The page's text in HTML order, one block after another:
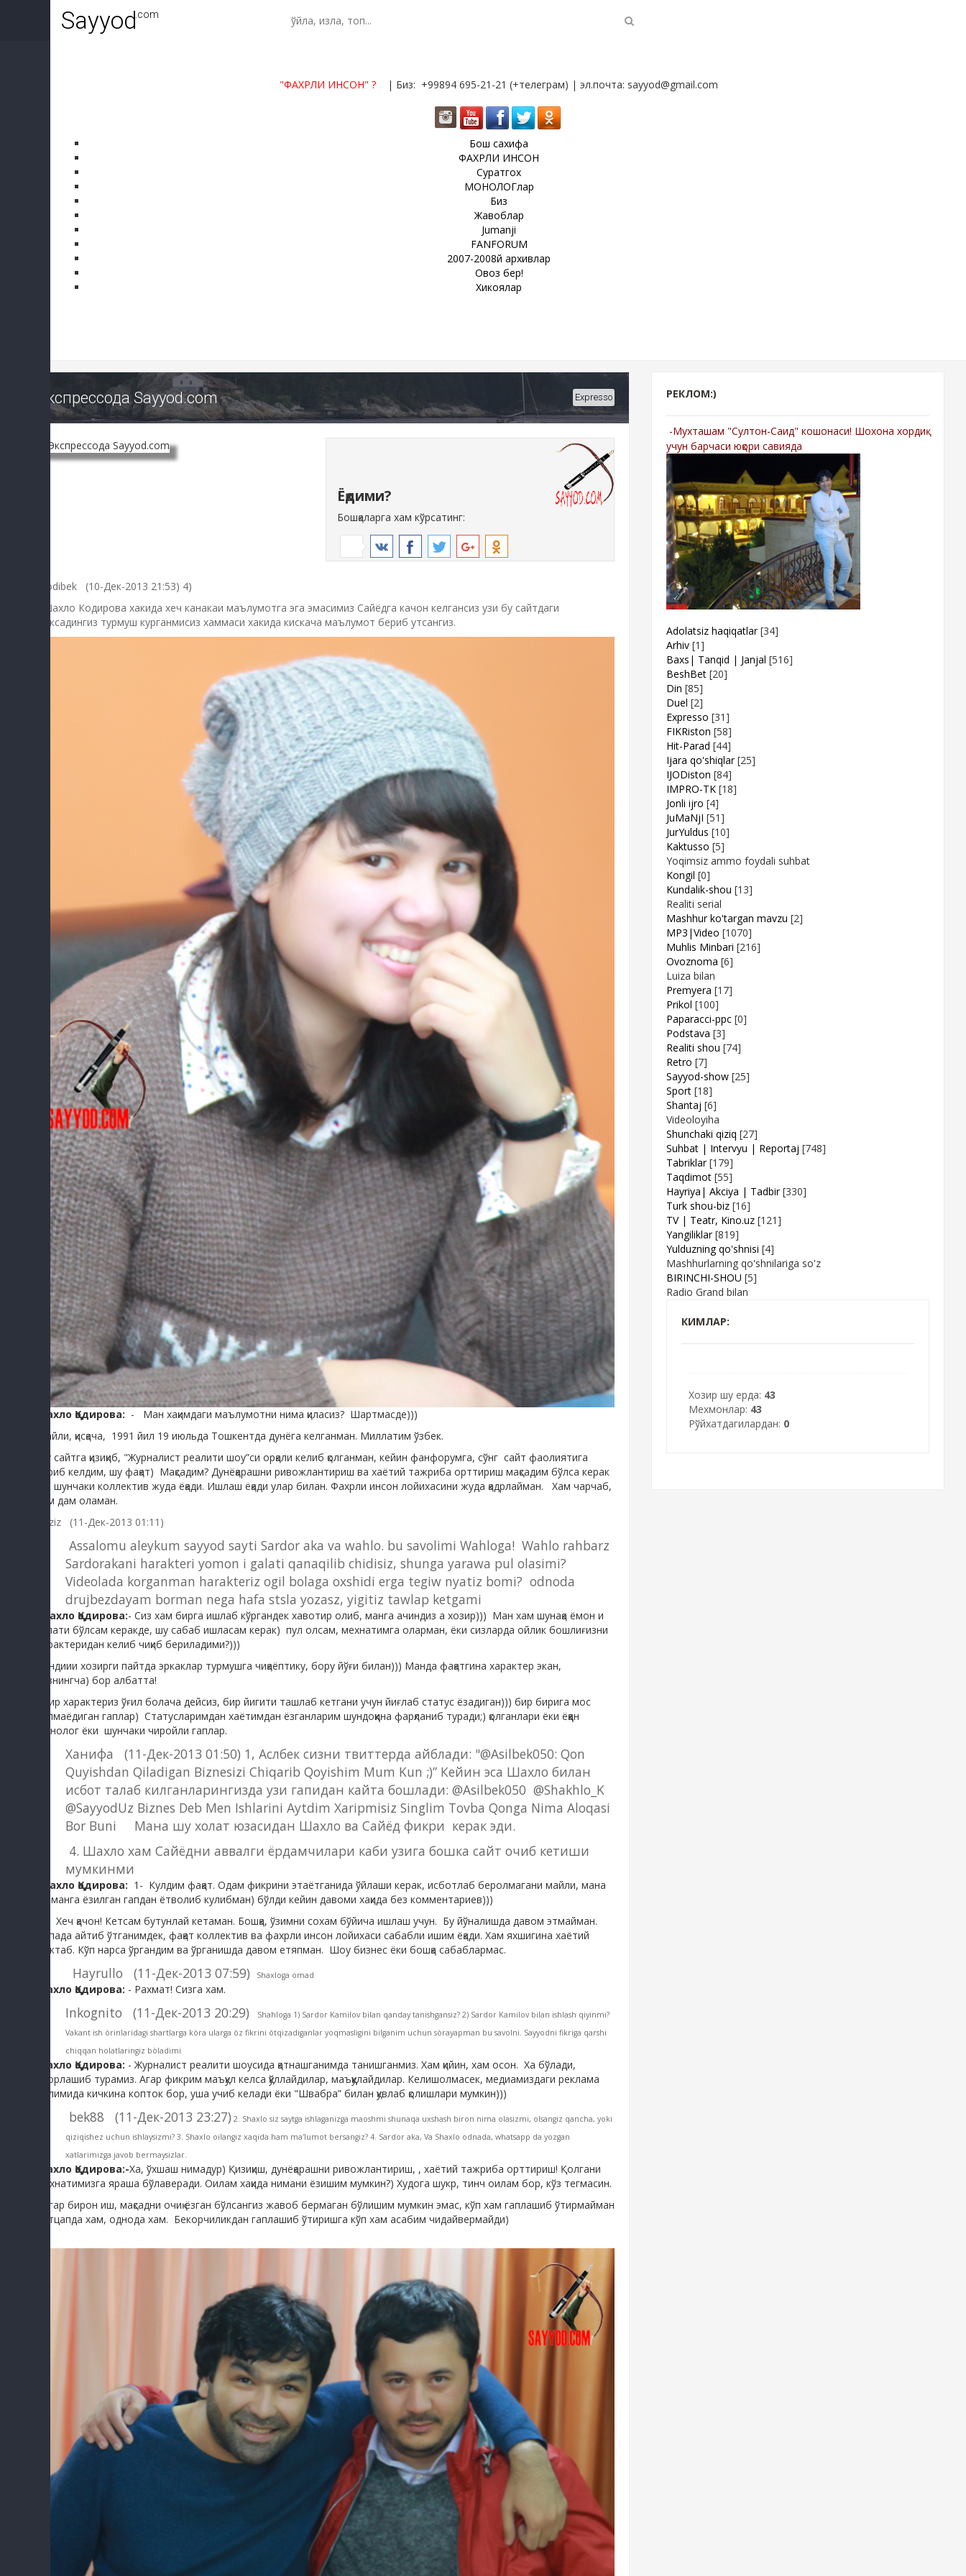
Sayyod.com
"ФАХРЛИ ИНСОН"? | Биз: +99894 695-21-21 (+телеграм) | эл.почта: sayyod@gmail.com
Бош сахифа
ФАХРЛИ ИНСОН
Суратгох
МОНОЛОГлар
Биз
Жавоблар
Jumanji
FANFORUM
2007-2008й архивлар
Овоз бер!
Хикоялар
Экспрессода Sayyod.com Expresso
Ёқдими?
Бошқаларга хам кўрсатинг:
Zodibek (10-Дек-2013 21:53) 4)
Шахло Кодирова хакида хеч канакаи маълумотга эга эмасимиз Сайёдга качон келгансиз узи бу сайтдаги
максадингиз турмуш курганмисиз хаммаси хакида кискача маълумот бериб утсангиз.
Шахло Қодирова: - Ман хақимдаги маълумотни нима қиласиз? Шартмасде)))
Майли, қисқача, 1991 йил 19 июльда Тошкентда дунёга келганман. Миллатим ўзбек.
Бу сайтга қизиқиб, "Журналист реалити шоу”си орқали келиб қолганман, кейин фанфорумга, сўнг сайт фаолиятига
кириб келдим, шу фақат) Мақсадим? Дунёқарашни ривожлантириш ва хаётий тажриба орттириш мақсадим бўлса керак
ва шунчаки коллектив жуда ёқади. Ишлаш ёқади улар билан. Фахрли инсон лойихасини жуда қадрлайман. Хам чарчаб,
хам дам оламан.
Aziz (11-Дек-2013 01:11)
Assalomu aleykum sayyod sayti Sardor aka va wahlo. bu savolimi Wahloga! Wahlo rahbarz
Sardorakani harakteri yomon i galati qanaqilib chidisiz, shunga yarawa pul olasimi?
Videolada korganman harakteriz ogil bolaga oxshidi erga tegiw nyatiz bomi? odnoda
drujbezdayam borman nega hafa stsla yozasz, yigitiz tawlap ketgami
Шахло Қодирова:- Сиз хам бирга ишлаб кўргандек хавотир олиб, манга ачиндиз а хозир))) Ман хам шунақа ёмон и
ғалати бўлсам керакде, шу сабаб ишласам керак) пул олсам, мехнатимга оларман, ёки сизларда ойлик бошлиғизни
характеридан келиб чиқиб бериладими?)))
Эндиии хозирги пайтда эркаклар турмушга чиқаёптику, бору йўғи билан))) Манда фақатгина характер экан,
сизнингча) бор албатта!
Бир характериз ўғил болача дейсиз, бир йигити ташлаб кетгани учун йиғлаб статус ёзадиган))) бир бирига мос
келмаёдиган гаплар) Статусларимдан хаётимдан ёзганларим шундоққина фарқланиб туради;) қолганлари ёки ёққан
монолог ёки шунчаки чиройли гаплар.
Ханифа (11-Дек-2013 01:50) 1, Аслбек сизни твиттерда айблади: "@Asilbek050: Qon
Quyishdan Qiladigan Biznesizi Chiqarib Qoyishim Mum Kun ;)” Кейин эса Шахло билан
исбот талаб килганларингизда узи гапидан кайта бошлади: @​Asilbek050 @Shakhlo_K
@SayyodUz Biznes Deb Men Ishlarini Aytdim Xaripmisiz Singlim Tovba Qonga Nima Aloqasi
Bor Buni Мана шу холат юзасидан Шахло ва Сайёд фикри керак эди.
4. Шахло хам Сайёдни аввалги ёрдамчилари каби узига бошка сайт очиб кетиши
мумкинми
Шахло Қодирова: 1- Кулдим фақат. Одам фикрини этаётганида ўйлаши керак, исботлаб беролмагани майли, мана
бу манга ёзилган гапдан ётволиб кулибман) бўлди кейин давоми хақида без комментариев)))
4. Хеч қачон! Кетсам бутунлай кетаман. Бошқа, ўзимни сохам бўйича ишлаш учун. Бу йўналишда давом этмайман.
Тепада айтиб ўтганимдек, фақат коллектив ва фахрли инсон лойихаси сабабли ишим ёқади. Хам яхшигина хаётий
мактаб. Кўп нарса ўргандим ва ўрганишда давом етяпман. Шоу бизнес ёки бошқа сабаблармас.
Hayrullo (11-Дек-2013 07:59) Shaxloga omad
Шахло Қодирова: - Рахмат! Сизга хам.
Inkognito (11-Дек-2013 20:29)
Shahloga 1) Sardor Kamilov bilan qanday tanishgansiz? 2) Sardor Kamilov bilan ishlash qiyinmi?
Vakant ish òrinlaridagi shartlarga kòra ularga òz fikrini òtqizadiganlar yoqmasligini bilganim uchun sòrayapman bu savolni. Sayyodni fikriga qarshi
chiqqan holatlaringiz bòladimi
Шахло Қодирова: - Журналист реалити шоусида қатнашганимда танишганмиз. Хам қийин, хам осон. Ха бўлади,
спорлашиб турамиз. Агар фикрим маъқул келса қўллайдилар, маъққулайдилар. Келишолмасек, медиамиздаги реклама
бўлимида кичкина копток бор, уша учиб келади ёки "Швабра” билан қувлаб қолишлари мумкин)))
bek88 (11-Дек-2013 23:27) 2. Shaxlo siz saytga ishlaganizga maoshmi shunaqa uxshash biron nima olasizmi, olsangiz qancha, yoki
qiziqishez uchun ishlaysizmi? 3. Shaxlo oilangiz xaqida ham ma'lumot bersangiz? 4. Sardor aka, Va Shaxlo odnada, whatsapp da yozgan
xatlarimizga javob bermaysizlar.
Шахло Қодирова:-Ха, ўхшаш нимадур) Қизиқиш, дунёқарашни ривожлантириш, , хаётий тажриба орттириш! Қолгани
мехнатимизга яраша бўлаверади. Оилам хақида нимани ёзишим мумкин?) Худога шукр, тинч оилам бор, кўз тегмасин.
Агар бирон иш, мақсадни очиқ ёзган бўлсангиз жавоб бермаган бўлишим мумкин эмас, кўп хам гаплашиб ўтирмайман
ватцапда хам, однода хам. Бекорчиликдан гаплашиб ўтиришга кўп хам асабим чидайвермайди)
РЕКЛОМ:)
-Мухташам "Султон-Саид" кошонаси! Шохона хордиқ
учун барчаси юқори савияда
Adolatsiz haqiqatlar [34]
Arhiv [1]
Baxs| Tanqid | Janjal [516]
BeshBet [20]
Din [85]
Duel [2]
Expresso [31]
FIKRiston [58]
Hit-Parad [44]
Ijara qo'shiqlar [25]
IJODiston [84]
IMPRO-TK [18]
Jonli ijro [4]
JuMaNjI [51]
JurYuldus [10]
Kaktusso [5]
Yoqimsiz ammo foydali suhbat
Kongil [0]
Kundalik-shou [13]
Realiti serial
Mashhur ko'targan mavzu [2]
MP3|Video [1070]
Muhlis Minbari [216]
Ovoznoma [6]
Luiza bilan
Premyera [17]
Prikol [100]
Paparacci-ppc [0]
Podstava [3]
Realiti shou [74]
Retro [7]
Sayyod-show [25]
Sport [18]
Shantaj [6]
Videoloyiha
Shunchaki qiziq [27]
Suhbat | Intervyu | Reportaj [748]
Tabriklar [179]
Taqdimot [55]
Hayriya| Akciya | Tadbir [330]
Turk shou-biz [16]
TV | Teatr, Kino.uz [121]
Yangiliklar [819]
Yulduzning qo'shnisi [4]
Mashhurlarning qo'shnilariga so'z
BIRINCHI-SHOU [5]
Radio Grand bilan
КИМЛАР:
Хозир шу ерда: 43
Мехмонлар: 43
Рўйхатдагилардан: 0